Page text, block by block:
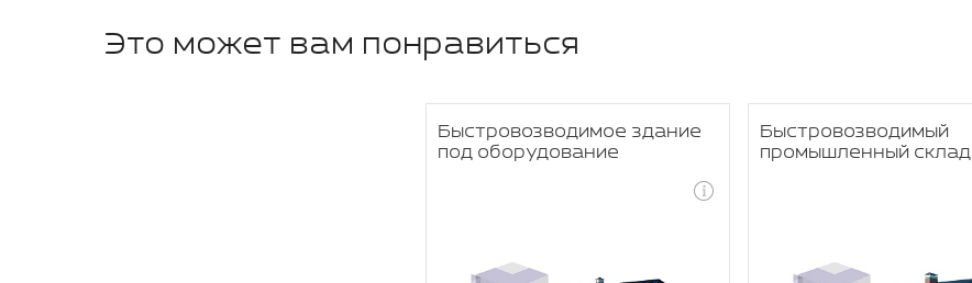
Это может вам понравиться
Быстровозводимое здание
под оборудование
Быстровозводимый
промышленный склад